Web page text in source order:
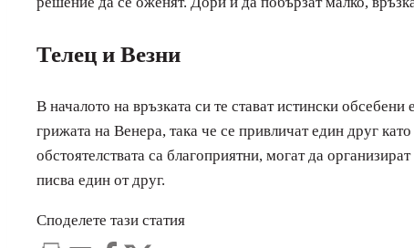
Телец и Везни
В началото на връзката си те стават истински
грижата на Венера, така че се привличат един друг
обстоятелствата са благоприятни, могат да
писва един от друг.
Споделете тази статия